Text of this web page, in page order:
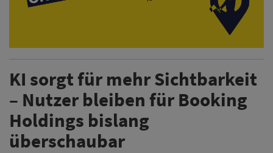
KI sorgt für mehr Sichtbarkeit
– Nutzer bleiben für Booking
Holdings bislang
überschaubar